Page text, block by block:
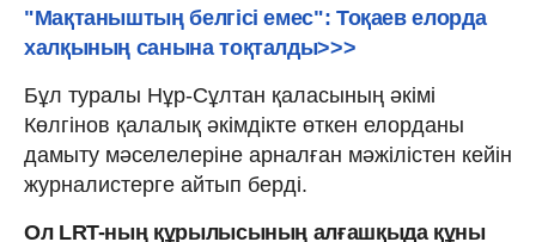
"Мақтаныштың белгісі емес": Тоқаев елорда
халқының санына тоқталды>>>
Бұл туралы Нұр-Сұлтан қаласының әкімі
Көлгінов қалалық әкімдікте өткен елорданы
дамыту мәселелеріне арналған мәжілістен кейін
журналистерге айтып берді.
Ол LRT-ның құрылысының алғашқыда құны